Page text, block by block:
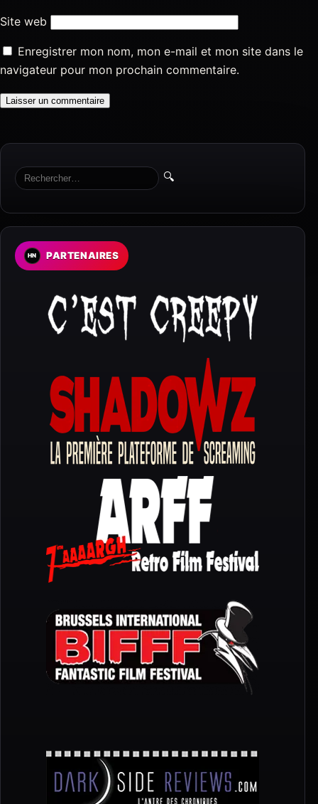
Site web
Enregistrer mon nom, mon e-mail et mon site dans le
navigateur pour mon prochain commentaire.
🔍
PARTENAIRES